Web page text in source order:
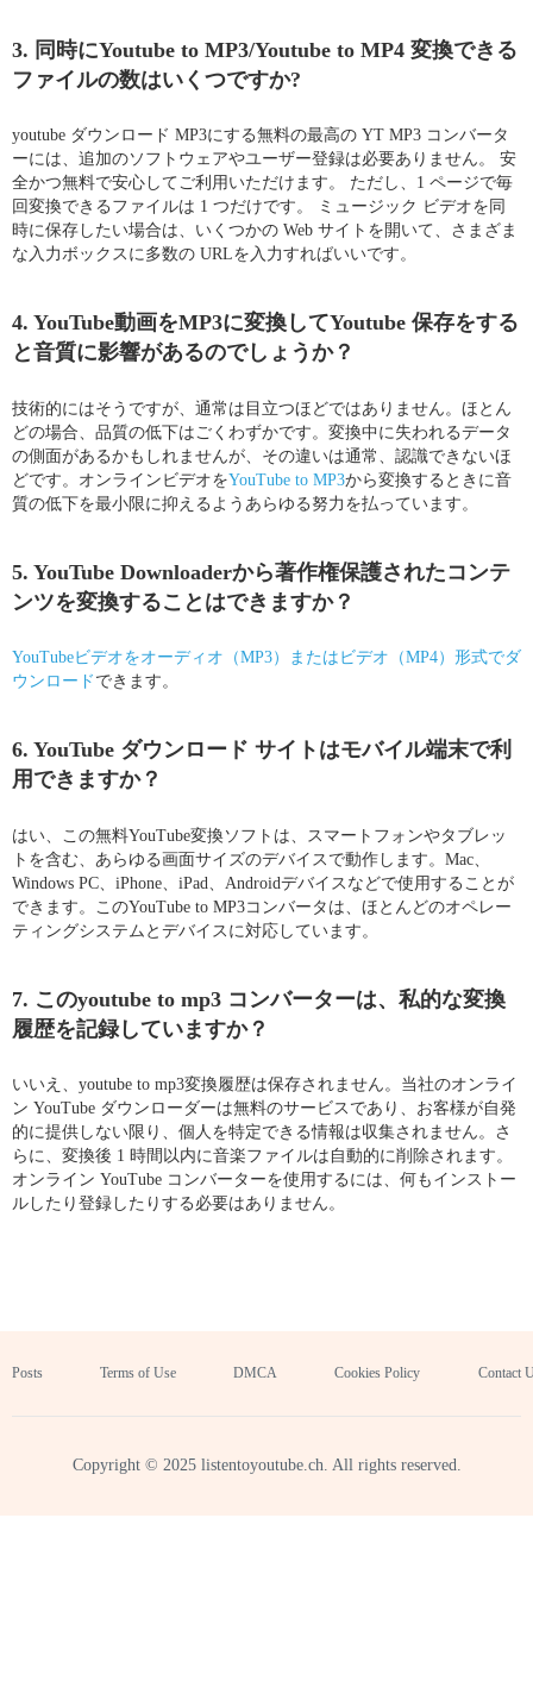
3. 同時にYoutube to MP3/Youtube to MP4 変換できる
ファイルの数はいくつですか?
youtube ダウンロード MP3にする無料の最高の YT MP3 コンバータ
ーには、追加のソフトウェアやユーザー登録は必要ありません。 安
全かつ無料で安心してご利用いただけます。 ただし、1 ページで毎
回変換できるファイルは 1 つだけです。 ミュージック ビデオを同
時に保存したい場合は、いくつかの Web サイトを開いて、さまざま
な入力ボックスに多数の URLを入力すればいいです。
4. YouTube動画をMP3に変換してYoutube 保存をする
と音質に影響があるのでしょうか？
技術的にはそうですが、通常は目立つほどではありません。ほとん
どの場合、品質の低下はごくわずかです。変換中に失われるデータ
の側面があるかもしれませんが、その違いは通常、認識できないほ
どです。オンラインビデオをYouTube to MP3から変換するときに音
質の低下を最小限に抑えるようあらゆる努力を払っています。
5. YouTube Downloaderから著作権保護されたコンテ
ンツを変換することはできますか？
YouTubeビデオをオーディオ（MP3）またはビデオ（MP4）形式でダ
ウンロード できます。
6. YouTube ダウンロード サイトはモバイル端末で利
用できますか？
はい、この無料YouTube変換ソフトは、スマートフォンやタブレッ
トを含む、あらゆる画面サイズのデバイスで動作します。Mac、
Windows PC、iPhone、iPad、Androidデバイスなどで使用することが
できます。このYouTube to MP3コンバータは、ほとんどのオペレー
ティングシステムとデバイスに対応しています。
7. このyoutube to mp3 コンバーターは、私的な変換
履歴を記録していますか？
いいえ、youtube to mp3変換履歴は保存されません。当社のオンライ
ン YouTube ダウンローダーは無料のサービスであり、お客様が自発
的に提供しない限り、個人を特定できる情報は収集されません。さ
らに、変換後 1 時間以内に音楽ファイルは自動的に削除されます。
オンライン YouTube コンバーターを使用するには、何もインストー
ルしたり登録したりする必要はありません。
Posts Terms of Use DMCA Cookies Policy Contact
Copyright © 2025 listentoyoutube.ch. All rights reserved.